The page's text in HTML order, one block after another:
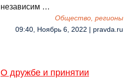
независим …
Общество, регионы
09:40, Ноябрь 6, 2022 | pravda.ru
О дружбе и принятии